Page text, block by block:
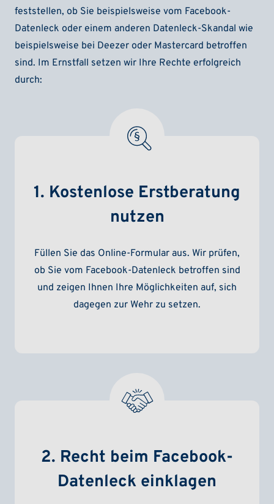
feststellen, ob Sie beispielsweise vom Facebook-
Datenleck oder einem anderen Datenleck-Skandal wie
beispielsweise bei Deezer oder Mastercard betroffen
sind. Im Ernstfall setzen wir Ihre Rechte erfolgreich
durch:
1. Kostenlose Erstberatung
nutzen
Füllen Sie das Online-Formular aus. Wir prüfen,
ob Sie vom Facebook-Datenleck betroffen sind
und zeigen Ihnen Ihre Möglichkeiten auf, sich
dagegen zur Wehr zu setzen.
2. Recht beim Facebook-
Datenleck einklagen